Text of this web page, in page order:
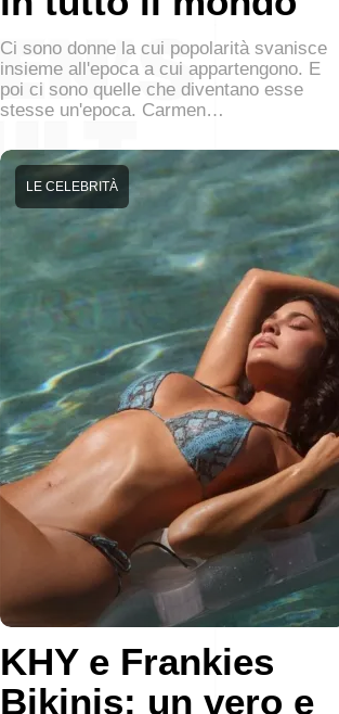
Ci sono donne la cui popolarità svanisce
insieme all'epoca a cui appartengono. E
poi ci sono quelle che diventano esse
stesse un'epoca. Carmen…
KHY e Frankies
Bikinis: un vero e
LE CELEBRITÀ